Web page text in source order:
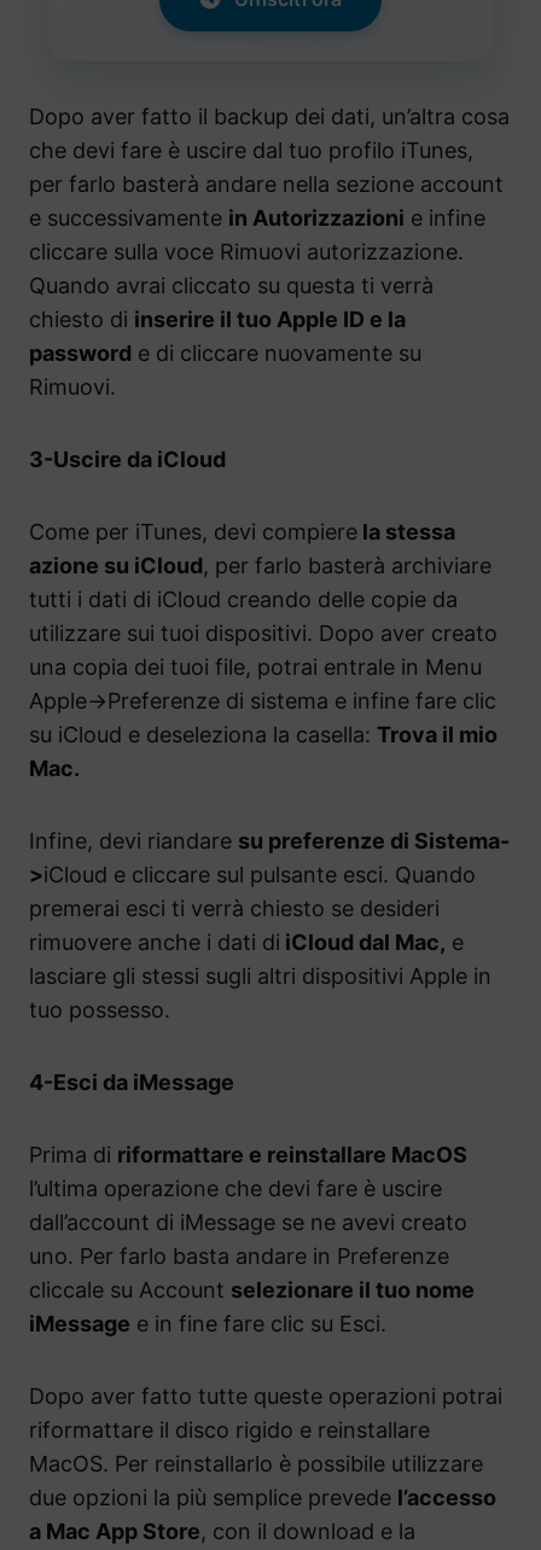
Dopo aver fatto il backup dei dati, un’altra cosa
che devi fare è uscire dal tuo profilo iTunes,
per farlo basterà andare nella sezione account
e successivamente in Autorizzazioni e infine
cliccare sulla voce Rimuovi autorizzazione.
Quando avrai cliccato su questa ti verrà
chiesto di inserire il tuo Apple ID e la
password e di cliccare nuovamente su
Rimuovi.
3-Uscire da iCloud
Come per iTunes, devi compiere la stessa
azione su iCloud, per farlo basterà archiviare
tutti i dati di iCloud creando delle copie da
utilizzare sui tuoi dispositivi. Dopo aver creato
una copia dei tuoi file, potrai entrale in Menu
Apple->Preferenze di sistema e infine fare clic
su iCloud e deseleziona la casella: Trova il mio
Mac.
Infine, devi riandare su preferenze di Sistema-
>iCloud e cliccare sul pulsante esci. Quando
premerai esci ti verrà chiesto se desideri
rimuovere anche i dati di iCloud dal Mac, e
lasciare gli stessi sugli altri dispositivi Apple in
tuo possesso.
4-Esci da iMessage
Prima di riformattare e reinstallare MacOS
l’ultima operazione che devi fare è uscire
dall’account di iMessage se ne avevi creato
uno. Per farlo basta andare in Preferenze
cliccale su Account selezionare il tuo nome
iMessage e in fine fare clic su Esci.
Dopo aver fatto tutte queste operazioni potrai
riformattare il disco rigido e reinstallare
MacOS. Per reinstallarlo è possibile utilizzare
due opzioni la più semplice prevede l’accesso
a Mac App Store, con il download e la